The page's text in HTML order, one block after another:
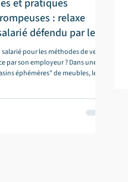
et pratiques
: relaxe
défendu par le
pour les méthodes de vente
par son employeur ? Dans une
éphémères" de meubles, le